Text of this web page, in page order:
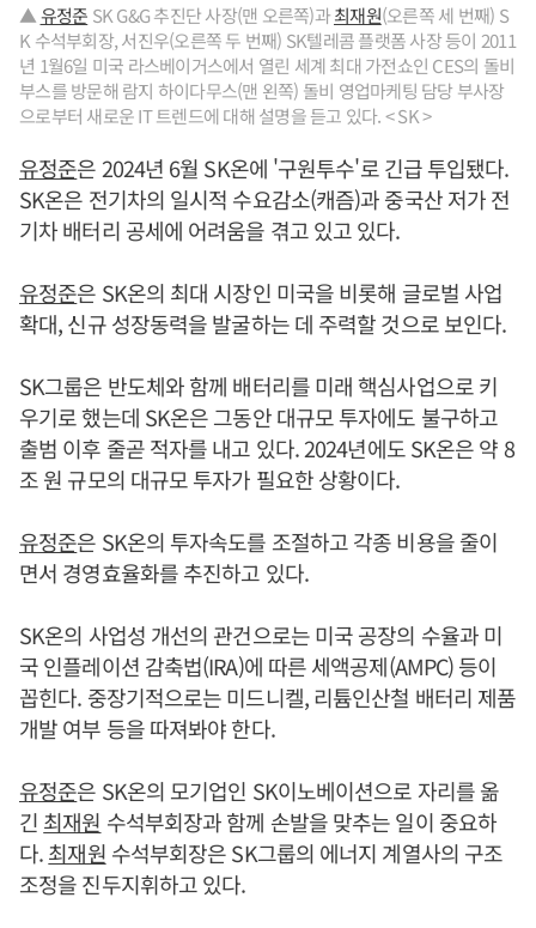
▲유정준 SK G&G 추진단 사장(맨 오른쪽)과최재원(오른쪽 세 번째) S
K 수석부회장, 서진우(오른쪽 두 번째) SK텔레콤 플랫폼 사장 등이 2011
년 1월6일 미국 라스베이거스에서 열린 세계 최대 가전쇼인 CES의 돌비
부스를 방문해 람지 하이다무스(맨 왼쪽) 돌비 영업마케팅 담당 부사장
으로부터 새로운 IT 트렌드에 대해 설명을 듣고 있다. < SK >
유정준은 2024년 6월 SK온에 '구원투수'로 긴급 투입됐다.
SK온은 전기차의 일시적 수요감소(캐즘)과 중국산 저가 전
기차 배터리 공세에 어려움을 겪고 있고 있다.
유정준은 SK온의 최대 시장인 미국을 비롯해 글로벌 사업
확대, 신규 성장동력을 발굴하는 데 주력할 것으로 보인다.
SK그룹은 반도체와 함께 배터리를 미래 핵심사업으로 키
우기로 했는데 SK온은 그동안 대규모 투자에도 불구하고
출범 이후 줄곧 적자를 내고 있다. 2024년에도 SK온은 약 8
조 원 규모의 대규모 투자가 필요한 상황이다.
유정준은 SK온의 투자속도를 조절하고 각종 비용을 줄이
면서 경영효율화를 추진하고 있다.
SK온의 사업성 개선의 관건으로는 미국 공장의 수율과 미
국 인플레이션 감축법(IRA)에 따른 세액공제(AMPC) 등이
꼽힌다. 중장기적으로는 미드니켈, 리튬인산철 배터리 제품
개발 여부 등을 따져봐야 한다.
유정준은 SK온의 모기업인 SK이노베이션으로 자리를 옮
긴 최재원 수석부회장과 함께 손발을 맞추는 일이 중요하
다.최재원 수석부회장은 SK그룹의 에너지 계열사의 구조
조정을 진두지휘하고 있다.